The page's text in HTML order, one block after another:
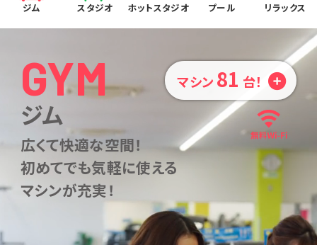
ジム スタジオ ホットスタジオ プール リラックス
GYM
ジム
広くて快適な空間！
初めてでも気軽に使える
マシンが充実！
マシン 81 台！